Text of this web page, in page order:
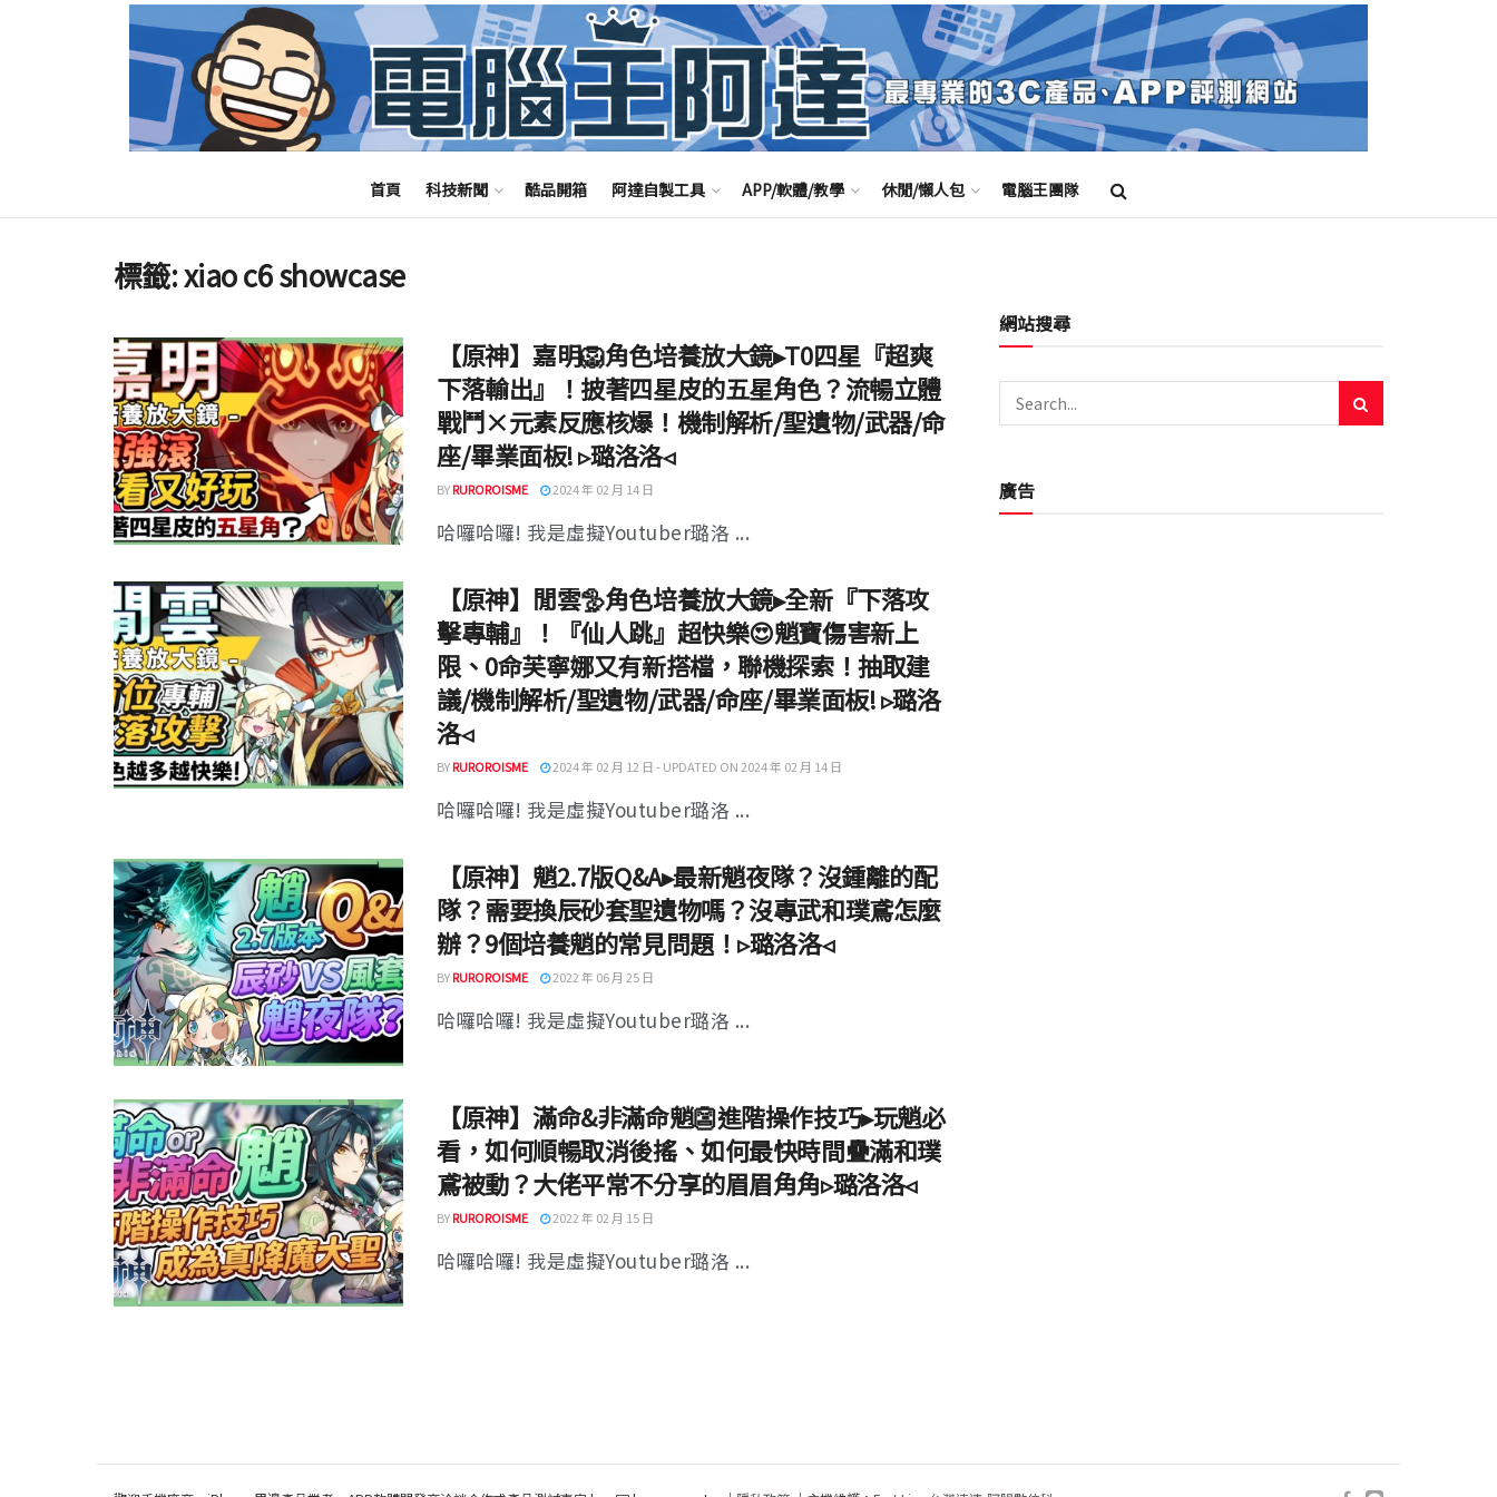
首頁 科技新聞 酷品開箱 阿達自製工具 APP/軟體/教學 休閒/懶人包 電腦王團隊
標籤:xiao c6 showcase
【原神】嘉明🦁角色培養放大鏡▸T0四星『超爽
下落輸出』！披著四星皮的五星角色？流暢立體
戰鬥×元素反應核爆！機制解析/聖遺物/武器/命
座/畢業面板! ▹璐洛洛◃
BYRUROROISME 2024 年 02 月 14 日
哈囉哈囉! 我是虛擬Youtuber璐洛 ...
【原神】閒雲🦤角色培養放大鏡▸全新『下落攻
擊專輔』！『仙人跳』超快樂😍魈寶傷害新上
限、0命芙寧娜又有新搭檔，聯機探索！抽取建
議/機制解析/聖遺物/武器/命座/畢業面板! ▹璐洛
洛◃
BYRUROROISME 2024 年 02 月 12 日 - UPDATED ON 2024 年 02 月 14 日
哈囉哈囉! 我是虛擬Youtuber璐洛 ...
【原神】魈2.7版Q&A▸最新魈夜隊？沒鍾離的配
隊？需要換辰砂套聖遺物嗎？沒專武和璞鳶怎麼
辦？9個培養魈的常見問題！▹璐洛洛◃
BYRUROROISME 2022 年 06 月 25 日
哈囉哈囉! 我是虛擬Youtuber璐洛 ...
【原神】滿命&非滿命魈👺進階操作技巧▸玩魈必
看，如何順暢取消後搖、如何最快時間疊滿和璞
鳶被動？大佬平常不分享的眉眉角角▹璐洛洛◃
BYRUROROISME 2022 年 02 月 15 日
哈囉哈囉! 我是虛擬Youtuber璐洛 ...
網站搜尋
廣告